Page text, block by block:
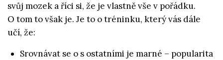
svůj mozek a říci si, že je vlastně vše v pořádku.
O tom to však je. Je to o tréninku, který vás dále
učí, že:
Srovnávat se o s ostatními je marné – popularita